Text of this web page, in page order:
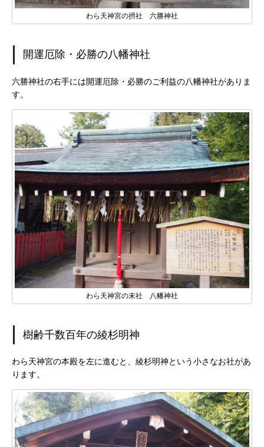
わら天神宮の摂社 六勝神社
開運厄除・必勝の八幡神社
六勝神社の右手には開運厄除・必勝のご利益の八幡神社がありま
す。
わら天神宮の末社 八幡神社
樹齢千数百年の綾杉明神
わら天神宮の本殿を左に進むと、綾杉明神という小さなお社があ
ります。